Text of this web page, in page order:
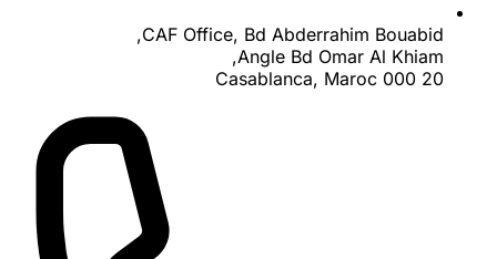
CAF Office, Bd Abderrahim Bouabid,
Angle Bd Omar Al Khiam,
20 000 Casablanca, Maroc